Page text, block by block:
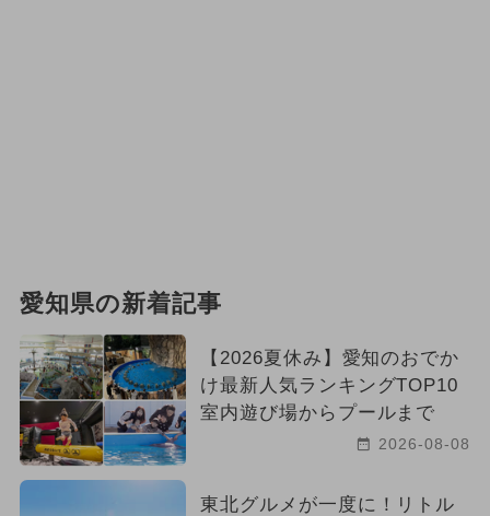
愛知県の新着記事
【2026夏休み】愛知のおでか
け最新人気ランキングTOP10
室内遊び場からプールまで
2026-08-08
東北グルメが一度に！リトル